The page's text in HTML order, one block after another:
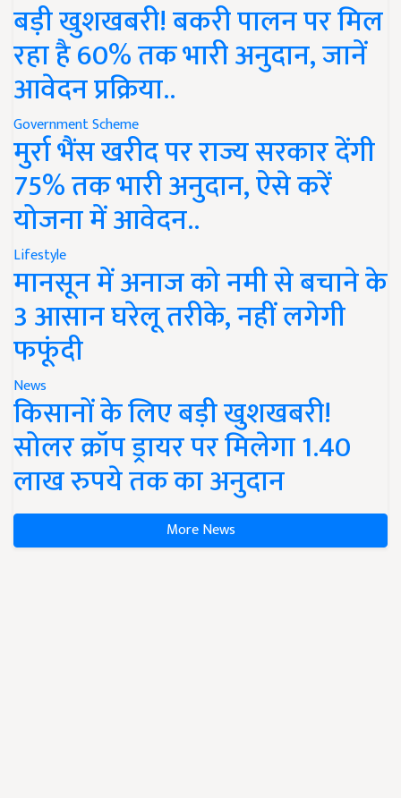
बड़ी खुशखबरी! बकरी पालन पर मिल
रहा है 60% तक भारी अनुदान, जानें
आवेदन प्रक्रिया..
Government Scheme
मुर्रा भैंस खरीद पर राज्य सरकार देंगी
75% तक भारी अनुदान, ऐसे करें
योजना में आवेदन..
Lifestyle
मानसून में अनाज को नमी से बचाने के
3 आसान घरेलू तरीके, नहीं लगेगी
फफूंदी
News
किसानों के लिए बड़ी खुशखबरी!
सोलर क्रॉप ड्रायर पर मिलेगा 1.40
लाख रुपये तक का अनुदान
More News